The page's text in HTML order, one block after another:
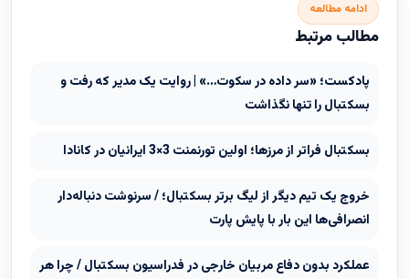
ادامه مطالعه
مطالب مرتبط
پادکست؛ «سر داده در سکوت…» | روایت یک مدیر که رفت و
بسکتبال را تنها نگذاشت
بسکتبال فراتر از مرزها؛ اولین تورنمنت 3×3 ایرانیان در کانادا
خروج یک تیم دیگر از لیگ برتر بسکتبال؛ / سرنوشت دنباله‌دار
انصرافی‌ها این بار با پایش پارت
عملکرد بدون دفاع مربیان خارجی در فدراسیون بسکتبال / چرا هر